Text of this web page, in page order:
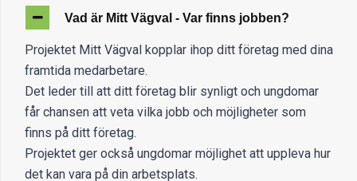
Vad är Mitt Vägval - Var finns jobben?
Projektet Mitt Vägval kopplar ihop ditt företag med dina
framtida medarbetare.
Det leder till att ditt företag blir synligt och ungdomar
får chansen att veta vilka jobb och möjligheter som
finns på ditt företag.
Projektet ger också ungdomar möjlighet att uppleva hur
det kan vara på din arbetsplats.